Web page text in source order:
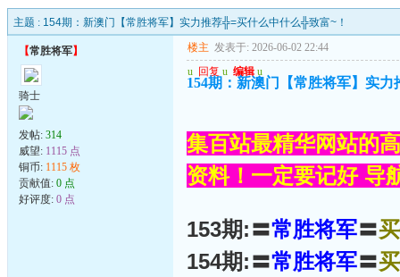
主题 : 154期：新澳门【常胜将军】实力推荐╬=买什么中什么╬致富~！
【常胜将军】
骑士
发帖: 314
威望: 1115 点
铜币: 1115 枚
贡献值: 0 点
好评度: 0 点
楼主 发表于: 2026-06-02 22:44
u 回复 u 编辑 u
154期：新澳门【常胜将军】实
集百站最精华网站的
资料！一定要记好 导
153期:〓常胜将军〓
154期:〓常胜将军〓